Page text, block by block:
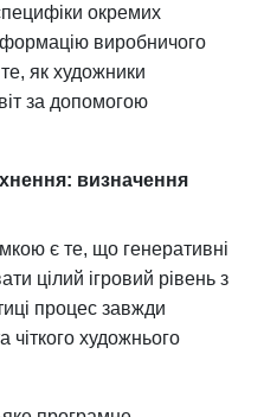
окремих
виробничого
як художники
за допомогою
визначення
є те, що генеративні
цілий ігровий рівень з
процес завжди
чіткого художнього